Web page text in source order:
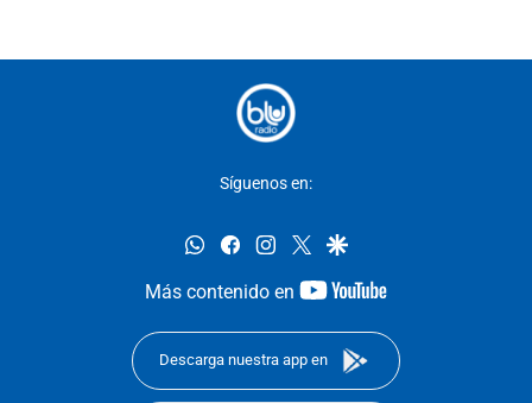
Síguenos en:
whatsappfacebookinstagram
twittergoogle
Más contenido en
youtube-
Descarga nuestra app en